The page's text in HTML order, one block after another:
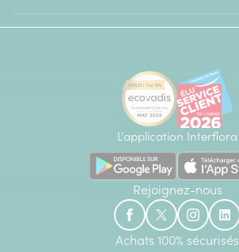
L'application Interflora
Rejoignez-nous
Achats 100% sécurisés